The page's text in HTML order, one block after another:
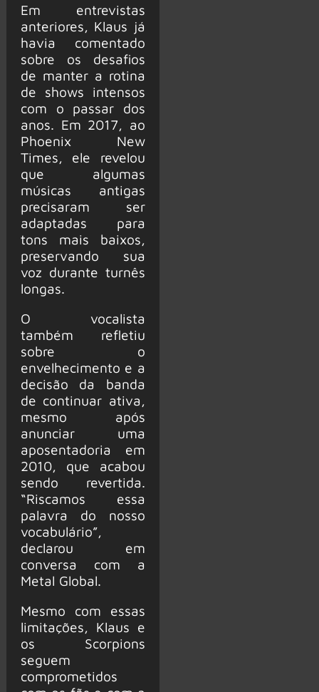
Em entrevistas
anteriores, Klaus já
havia comentado
sobre os desafios
de manter a rotina
de shows intensos
com o passar dos
anos. Em 2017, ao
Phoenix New
Times, ele revelou
que algumas
músicas antigas
precisaram ser
adaptadas para
tons mais baixos,
preservando sua
voz durante turnês
longas.
O vocalista
também refletiu
sobre o
envelhecimento e a
decisão da banda
de continuar ativa,
mesmo após
anunciar uma
aposentadoria em
2010, que acabou
sendo revertida.
“Riscamos essa
palavra do nosso
vocabulário”,
declarou em
conversa com a
Metal Global.
Mesmo com essas
limitações, Klaus e
os Scorpions
seguem
comprometidos